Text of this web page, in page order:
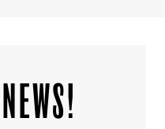
!GET THE NEWS